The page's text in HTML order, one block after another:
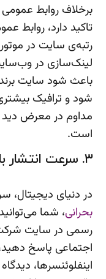
برخلاف روابط
تاکید دارد، روابط
رتبه‌ی سایت در
لینک‌سازی در
باعث شود سایت برند
شود و ترافیک
مداوم در معرض دید
است.
۳. سرعت انتشار بالا و واکنش سریع به بحران‌ها
در دنیای دیجیتال،
بحرانی، شما
رسمی در سایت
اجتماعی پاسخ
اینفلوئنسرها،